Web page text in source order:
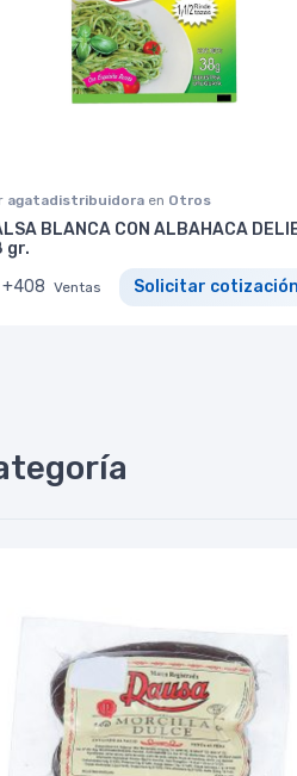
agatadistribuidora en Otros
BLANCA CON ALBAHACA
gr.
+408 Ventas Solicitar cotización